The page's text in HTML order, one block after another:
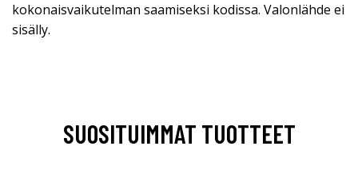
kokonaisvaikutelman saamiseksi kodissa. Valonlähde ei
sisälly.
SUOSITUIMMAT TUOTTEET